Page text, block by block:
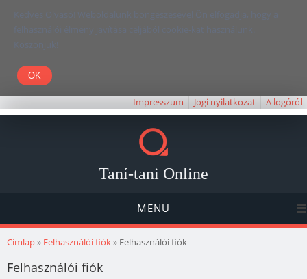
Kedves Olvasó! Weboldalunk böngészésével Ön elfogadja, hogy a
felhasználói élmény javítása céljából cookie-kat használunk.
Köszönjük!
Impresszum Jogi nyilatkozat A logóról
Taní-tani Online
MENU
Jelenlegi hely
Címlap» Felhasználói fiók» Felhasználói fiók
Felhasználói fiók